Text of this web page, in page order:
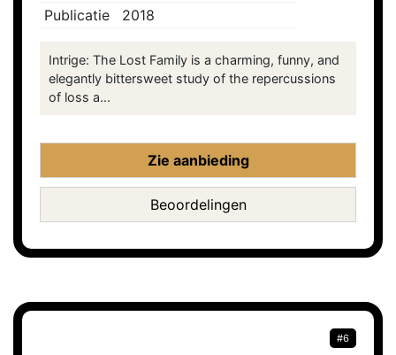
Publicatie
2018
Intrige: The Lost Family is a charming, funny, and
elegantly bittersweet study of the repercussions
of loss a...
Zie aanbieding
Beoordelingen
#6